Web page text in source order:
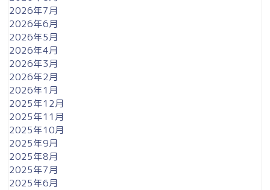
2026年7月
2026年6月
2026年5月
2026年4月
2026年3月
2026年2月
2026年1月
2025年12月
2025年11月
2025年10月
2025年9月
2025年8月
2025年7月
2025年6月